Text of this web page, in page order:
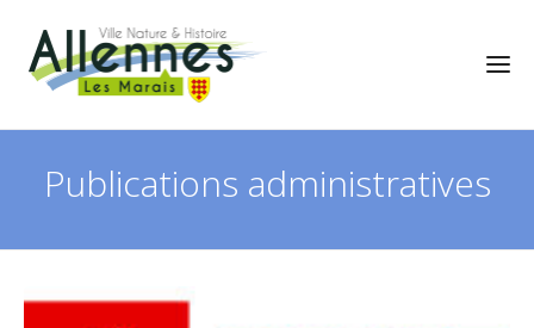
Publications administratives